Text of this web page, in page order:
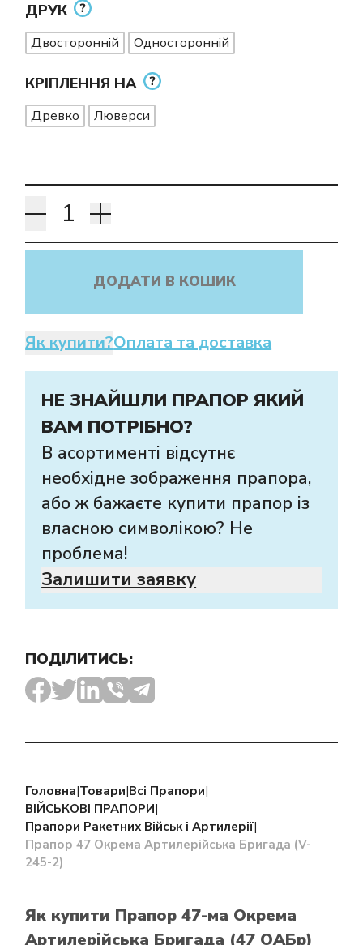
ДРУК
Двосторонній Односторонній
КРІПЛЕННЯ НА
Древко Люверси
ДОДАТИ В КОШИК
Як купити?Оплата та доставка
НЕ ЗНАЙШЛИ ПРАПОР ЯКИЙ
ВАМ ПОТРІБНО?
В асортименті відсутнє
необхідне зображення прапора,
або ж бажаєте купити прапор із
власною символікою? Не
проблема!
Залишити заявку
ПОДІЛИТИСЬ:
Головна|Товари|Всі Прапори|
ВІЙСЬКОВІ ПРАПОРИ|
Прапори Ракетних Військ і Артилерії|
Прапор 47 Окрема Артилерійська Бригада (V-
245-2)
Як купити Прапор 47-ма Окрема
Артилерійська Бригада (47 ОАБр)